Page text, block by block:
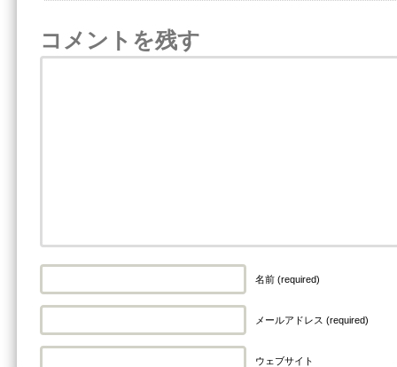
コメントを残す
名前 (required)
メールアドレス (required)
ウェブサイト